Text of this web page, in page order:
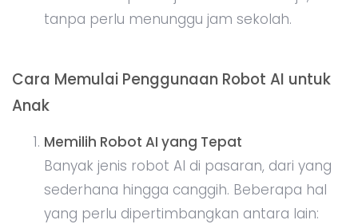
tanpa perlu menunggu jam sekolah.
Cara Memulai Penggunaan Robot AI untuk
Anak
Memilih Robot AI yang Tepat
Banyak jenis robot AI di pasaran, dari yang
sederhana hingga canggih. Beberapa hal
yang perlu dipertimbangkan antara lain: